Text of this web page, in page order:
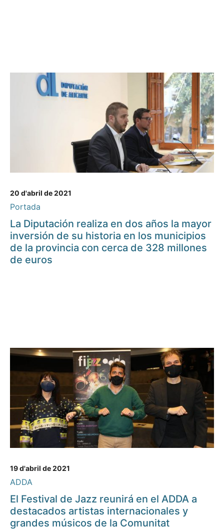
20 d'abril de 2021
Portada
La Diputación realiza en dos años la mayor
inversión de su historia en los municipios
de la provincia con cerca de 328 millones
de euros
19 d'abril de 2021
ADDA
El Festival de Jazz reunirá en el ADDA a
destacados artistas internacionales y
grandes músicos de la Comunitat